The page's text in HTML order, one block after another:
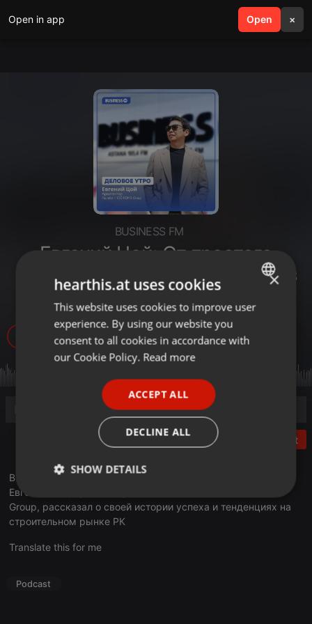
Open in app Open ×
search menu
BUSINESS FM
Евгений Цой: От простого
водителя до одного из лидеров
архитектурной индустрии
Post
В эфире очередной выпуск программы «Деловое утро».
Евгений Цой, архитектор и основатель компании POMO
Group, рассказал о своей истории успеха и тенденциях на
строительном рынке РК
Translate this for me
Podcast
ENGLISH
GERMAN
×
hearthis.at uses cookies
This website uses cookies to improve user
experience. By using our website you
consent to all cookies in accordance with
our Cookie Policy. Read more
ACCEPT ALL
DECLINE ALL
SHOW DETAILS
Strictly
necessary
Targeting Functionality